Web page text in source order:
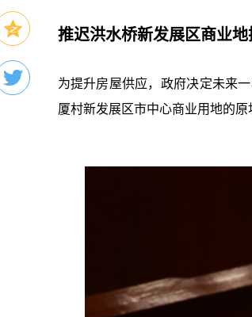
推迟洪水桥新发展区商业地
为提升房屋供应，政府决定未来
厦村新发展区市中心商业用地的原